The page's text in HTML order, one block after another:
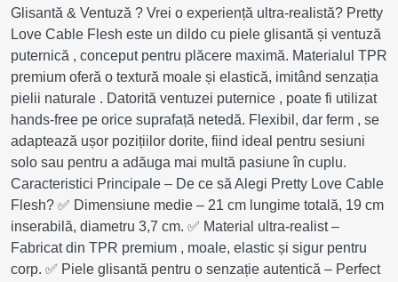
Glisantă & Ventuză ? Vrei o experiență ultra-realistă? Pretty
Love Cable Flesh este un dildo cu piele glisantă și ventuză
puternică , conceput pentru plăcere maximă. Materialul TPR
premium oferă o textură moale și elastică, imitând senzația
pielii naturale . Datorită ventuzei puternice , poate fi utilizat
hands-free pe orice suprafață netedă. Flexibil, dar ferm , se
adaptează ușor pozițiilor dorite, fiind ideal pentru sesiuni
solo sau pentru a adăuga mai multă pasiune în cuplu.
Caracteristici Principale – De ce să Alegi Pretty Love Cable
Flesh? ✅ Dimensiune medie – 21 cm lungime totală, 19 cm
inserabilă, diametru 3,7 cm. ✅ Material ultra-realist –
Fabricat din TPR premium , moale, elastic și sigur pentru
corp. ✅ Piele glisantă pentru o senzație autentică – Perfect